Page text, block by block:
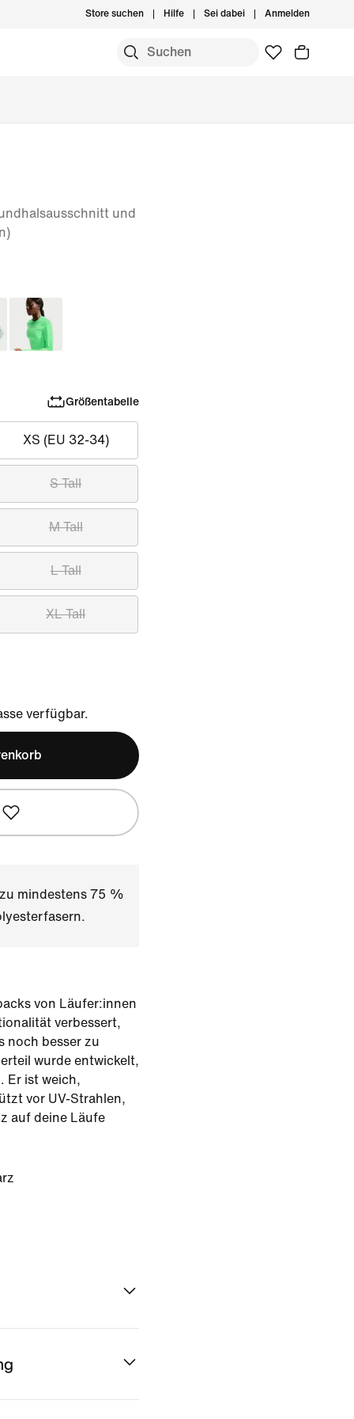
Store suchen Hilfe Sei dabei Anmelden
und
Größentabelle
XS (EU 32-34)
S Tall
M Tall
L Tall
XL Tall
verfügbar.
mindestens 75 %
von Läufer:innen
verbessert,
noch besser zu
wurde entwickelt,
Er ist weich,
vor UV-Strahlen,
auf deine Läufe